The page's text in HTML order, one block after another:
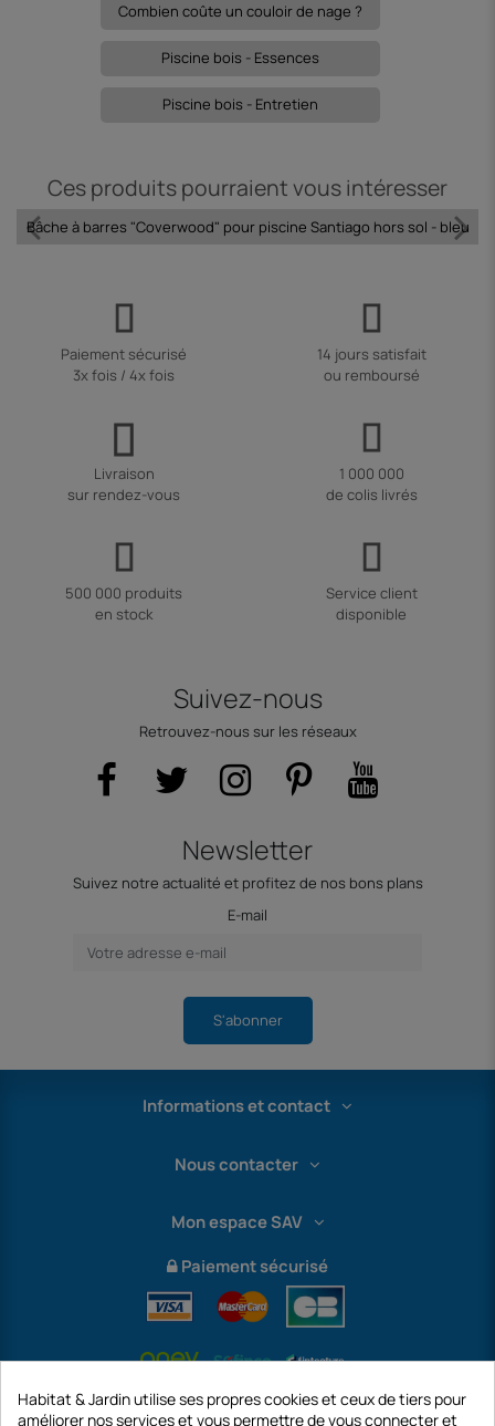
Combien coûte un couloir de nage ?
Piscine bois - Essences
Piscine bois - Entretien
Ces produits pourraient vous intéresser
Bâche à barres "Coverwood" pour piscine Santiago hors sol - bleu
Paiement sécurisé
3x fois / 4x fois
14 jours satisfait
ou remboursé
Livraison
sur rendez-vous
1 000 000
de colis livrés
500 000 produits
en stock
Service client
disponible
Suivez-nous
Retrouvez-nous sur les réseaux
Newsletter
Suivez notre actualité et profitez de nos bons plans
E-mail
S'abonner
Informations et contact
Nous contacter
Mon espace SAV
Paiement sécurisé
Habitat & Jardin utilise ses propres cookies et ceux de tiers pour
améliorer nos services et vous permettre de vous connecter et